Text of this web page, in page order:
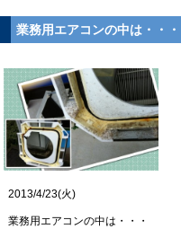
業務用エアコンの中は・・・
2013/4/23(火)
業務用エアコンの中は・・・